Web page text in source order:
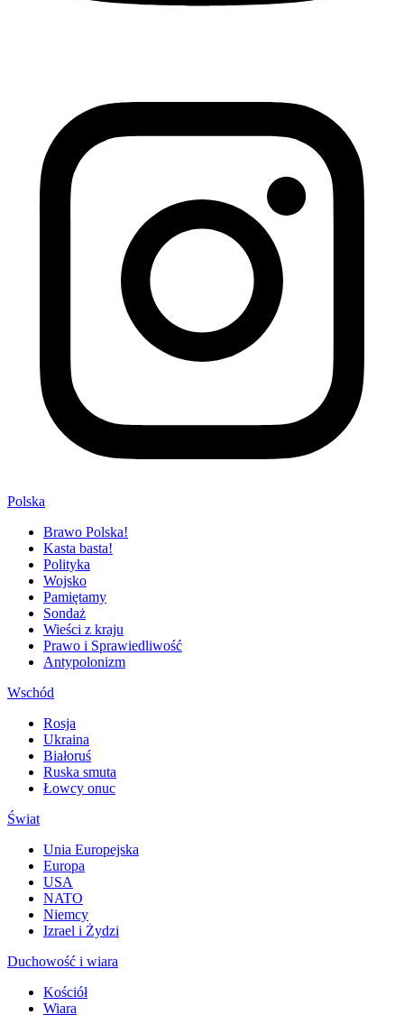
Polska
Brawo Polska!
Kasta basta!
Polityka
Wojsko
Pamiętamy
Sondaż
Wieści z kraju
Prawo i Sprawiedliwość
Antypolonizm
Wschód
Rosja
Ukraina
Białoruś
Ruska smuta
Łowcy onuc
Świat
Unia Europejska
Europa
USA
NATO
Niemcy
Izrael i Żydzi
Duchowość i wiara
Kościół
Wiara